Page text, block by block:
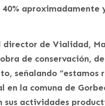
aproximadamente
director de Vialidad,
de conservación,
señalando
en la comuna de
sus actividades